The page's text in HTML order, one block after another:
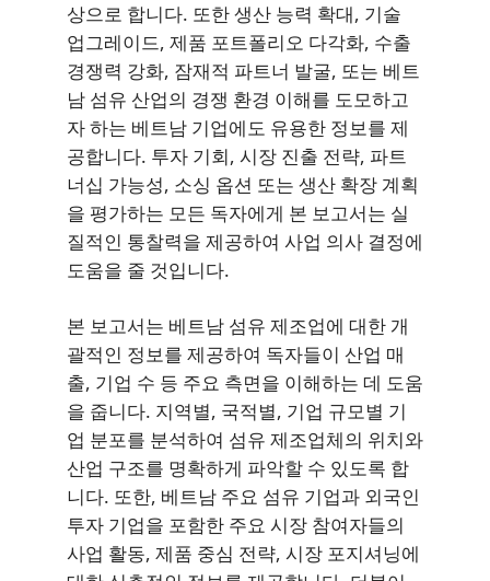
상으로 합니다. 또한 생산 능력 확대, 기술
업그레이드, 제품 포트폴리오 다각화, 수출
경쟁력 강화, 잠재적 파트너 발굴, 또는 베트
남 섬유 산업의 경쟁 환경 이해를 도모하고
자 하는 베트남 기업에도 유용한 정보를 제
공합니다. 투자 기회, 시장 진출 전략, 파트
너십 가능성, 소싱 옵션 또는 생산 확장 계획
을 평가하는 모든 독자에게 본 보고서는 실
질적인 통찰력을 제공하여 사업 의사 결정에
도움을 줄 것입니다.
본 보고서는 베트남 섬유 제조업에 대한 개
괄적인 정보를 제공하여 독자들이 산업 매
출, 기업 수 등 주요 측면을 이해하는 데 도움
을 줍니다. 지역별, 국적별, 기업 규모별 기
업 분포를 분석하여 섬유 제조업체의 위치와
산업 구조를 명확하게 파악할 수 있도록 합
니다. 또한, 베트남 주요 섬유 기업과 외국인
투자 기업을 포함한 주요 시장 참여자들의
사업 활동, 제품 중심 전략, 시장 포지셔닝에